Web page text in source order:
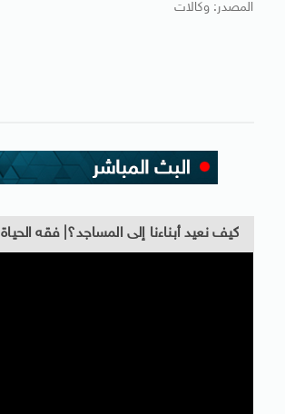
المصدر: وكالات
كيف نعيد أبناءنا إلى المساجد؟| فقه الحياة